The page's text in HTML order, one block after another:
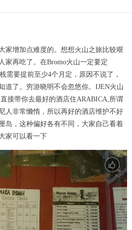
家增加点难度的。想想火山之旅比较艰
家再吃了。在Bromo火山一定要定
需要提前至少4个月定，原因不说了，
道了。穷游晓明不会忽悠你。IJEN火山
接带你去最好的酒店住ARABICA,所谓
人非常懒惰，所以再好的酒店维护不好
岛，这种偏好各有不同，大家自己看着
家可以看一下